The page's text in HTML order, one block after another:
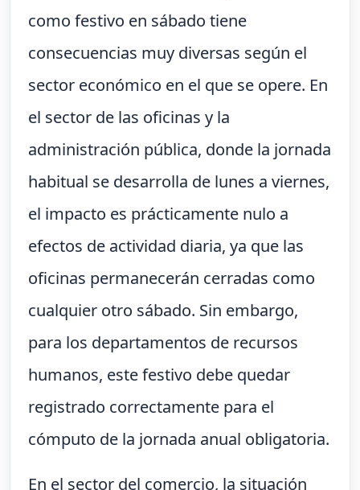
como festivo en sábado tiene
consecuencias muy diversas según el
sector económico en el que se opere. En
el sector de las oficinas y la
administración pública, donde la jornada
habitual se desarrolla de lunes a viernes,
el impacto es prácticamente nulo a
efectos de actividad diaria, ya que las
oficinas permanecerán cerradas como
cualquier otro sábado. Sin embargo,
para los departamentos de recursos
humanos, este festivo debe quedar
registrado correctamente para el
cómputo de la jornada anual obligatoria.
En el sector del comercio, la situación